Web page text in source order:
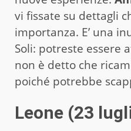
vi fissate su dettagli
importanza. E’ una
Soli: potreste essere
non è detto che
poiché potrebbe
Leone (23